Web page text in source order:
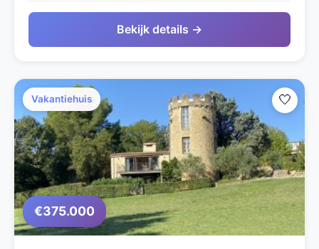
Bekijk details →
Vakantiehuis
€375.000
🤍